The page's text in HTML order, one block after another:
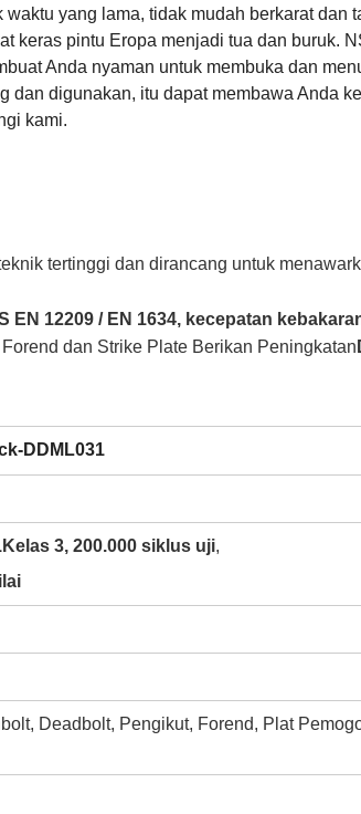
yang lama, tidak mudah berkarat dan
keras pintu Eropa menjadi tua dan buruk.
Anda nyaman untuk membuka dan
dan digunakan, itu dapat membawa Anda
kami.
tertinggi dan dirancang untuk
EN 12209 / EN 1634, kecepatan
dan Strike Plate Berikan Peningkatan
DDML031
Kelas 3, 200.000 siklus uji,
Deadbolt, Pengikut, Forend, Plat